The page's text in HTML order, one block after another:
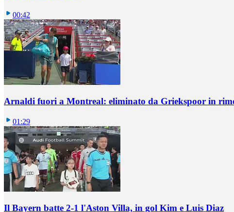
00:42
Arnaldi fuori a Montreal: eliminato da Griekspoor in
01:29
Il Bayern batte 2-1 l'Aston Villa, in gol Kim e Luis Diaz